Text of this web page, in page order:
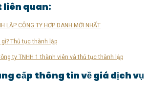
liên quan:
LẬP CÔNG TY HỢP DANH MỚI NHẤT
Thủ tục thành lập
ty TNHH 1 thành viên và thủ tục thành lập
cấp thông tin về giá dịch vụ